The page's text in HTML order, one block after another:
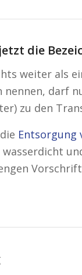
die
weiter als
nennen, darf
zu den
Entsorgung